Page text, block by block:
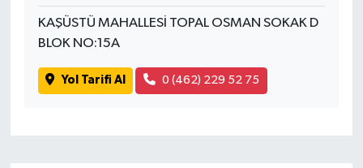
KAŞÜSTÜ MAHALLESİ TOPAL OSMAN SOKAK D
BLOK NO:15A
Yol Tarifi Al 0 (462) 229 52 75